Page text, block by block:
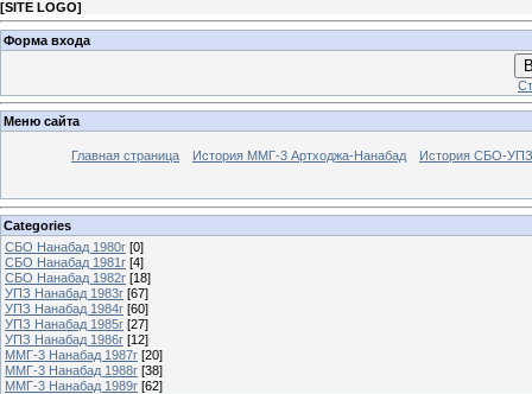
[SITE LOGO]
Форма входа
Меню сайта
Главная страница История ММГ-3 Артходжа-Нанабад История СБО-УПЗ
Categories
СБО Нанабад 1980г [0]
СБО Нанабад 1981г [4]
СБО Нанабад 1982г [18]
УПЗ Нанабад 1983г [67]
УПЗ Нанабад 1984г [60]
УПЗ Нанабад 1985г [27]
УПЗ Нанабад 1986г [12]
ММГ-3 Нанабад 1987г [20]
ММГ-3 Нанабад 1988г [38]
ММГ-3 Нанабад 1989г [62]